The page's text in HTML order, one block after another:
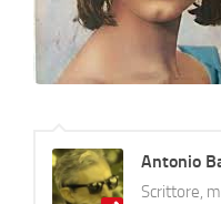
Antonio
Scrittore,